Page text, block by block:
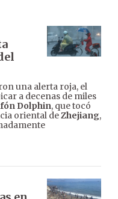
una alerta roja, el
a decenas de miles
Dolphin, que tocó
oriental deZhejiang,